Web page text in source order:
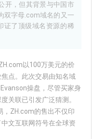
开，但其背景与中国市
双字母.com域名的又一
证了顶级域名资源的稀
以100万美元的价
点。此次交易由知名域
操盘，尽管买家身
关联已引发广泛猜测。
，ZH.com的售出不仅印
文互联网符号在全球资